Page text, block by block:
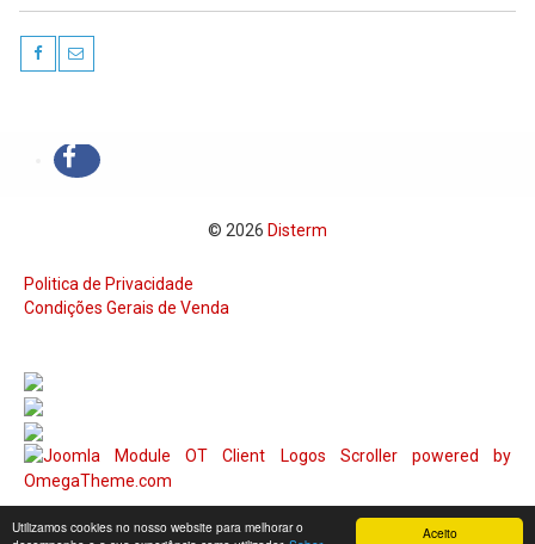
Aceito
Utilizamos cookies no nosso website para melhorar o
© 2026 Disterm
Politica de Privacidade
Condições Gerais de Venda